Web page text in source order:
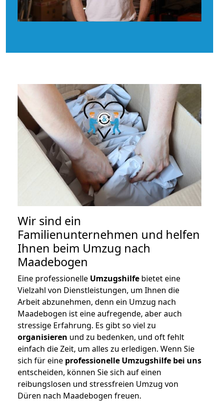
Wir sind ein
Familienunternehmen und helfen
Ihnen beim Umzug nach
Maadebogen
Eine professionelle Umzugshilfe bietet eine
Vielzahl von Dienstleistungen, um Ihnen die
Arbeit abzunehmen, denn ein Umzug nach
Maadebogen ist eine aufregende, aber auch
stressige Erfahrung. Es gibt so viel zu
organisieren und zu bedenken, und oft fehlt
einfach die Zeit, um alles zu erledigen. Wenn Sie
sich für eine professionelle Umzugshilfe bei uns
entscheiden, können Sie sich auf einen
reibungslosen und stressfreien Umzug von
Düren nach Maadebogen freuen.